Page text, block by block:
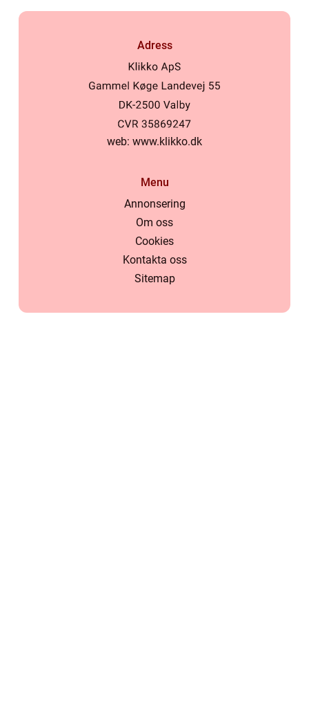
Adress
web: www.klikko.dk
Menu
Annonsering
Om oss
Cookies
Kontakta oss
Sitemap